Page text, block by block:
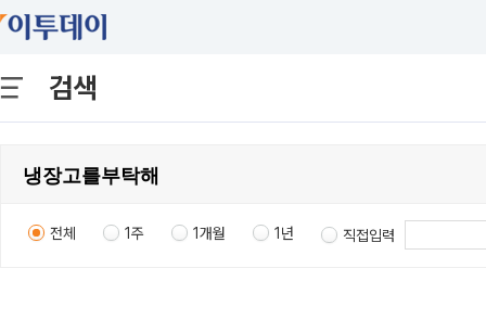
검색
전체 1주 1개월 1년 직접입력